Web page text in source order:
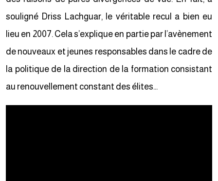
souligné Driss Lachguar, le véritable recul a bien eu
lieu en 2007. Cela s’explique en partie par l’avènement
de nouveaux et jeunes responsables dans le cadre de
la politique de la direction de la formation consistant
au renouvellement constant des élites…